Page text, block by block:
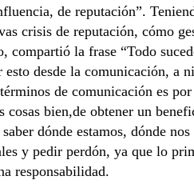
de reputación”.
crisis de reputación, cómo
compartió la frase “Todo
esto desde la comunicación,
de comunicación es
cosas bien,de obtener un
dónde estamos, dónde
y pedir perdón, ya que lo
responsabilidad.